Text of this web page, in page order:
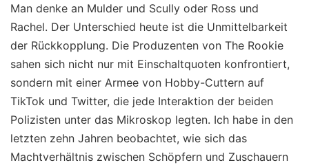
Man denke an Mulder und Scully oder Ross und
Rachel. Der Unterschied heute ist die Unmittelbarkeit
der Rückkopplung. Die Produzenten von The Rookie
sahen sich nicht nur mit Einschaltquoten konfrontiert,
sondern mit einer Armee von Hobby-Cuttern auf
TikTok und Twitter, die jede Interaktion der beiden
Polizisten unter das Mikroskop legten. Ich habe in den
letzten zehn Jahren beobachtet, wie sich das
Machtverhältnis zwischen Schöpfern und Zuschauern